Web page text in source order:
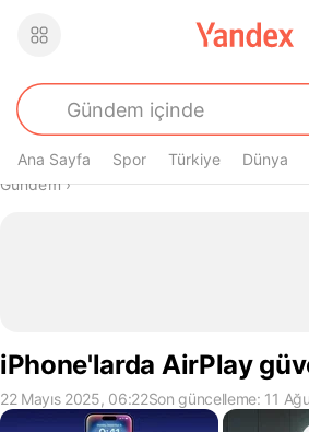
Ana Sayfa Spor Türkiye Dünya
Buradasın
Gündem›
iPhone'larda AirPlay
22 Mayıs 2025, 06:22Son güncelleme: 11